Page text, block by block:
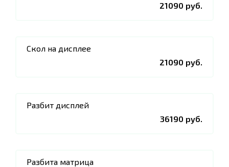
21090 руб.
Скол на дисплее
21090 руб.
Разбит дисплей
36190 руб.
Разбита матрица